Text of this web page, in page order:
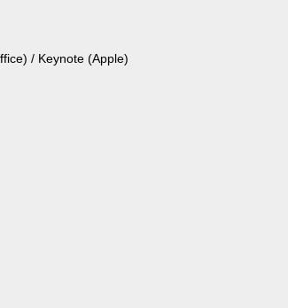
/ Keynote (Apple)